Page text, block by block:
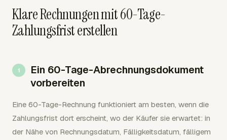
Klare Rechnungen mit 60-Tage-
Zahlungsfrist erstellen
Ein 60-Tage-Abrechnungsdokument
vorbereiten
Eine 60-Tage-Rechnung funktioniert am besten, wenn die
Zahlungsfrist dort erscheint, wo der Käufer sie erwartet: in
der Nähe von Rechnungsdatum, Fälligkeitsdatum, fälligem